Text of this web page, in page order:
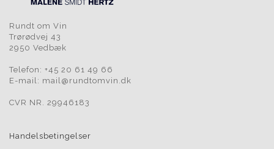
Rundt om Vin
Trørødvej 43
2950 Vedbæk
Telefon: +45 20 61 49 66
E-mail: mail@rundtomvin.dk
CVR NR. 29946183
Handelsbetingelser